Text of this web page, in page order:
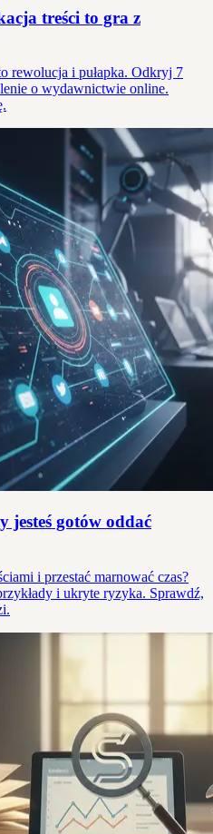
treści to gra z
rewolucja i pułapka. Odkryj 7
o wydawnictwie online.
jesteś gotów oddać
i przestać marnować czas?
i ukryte ryzyka. Sprawdź,